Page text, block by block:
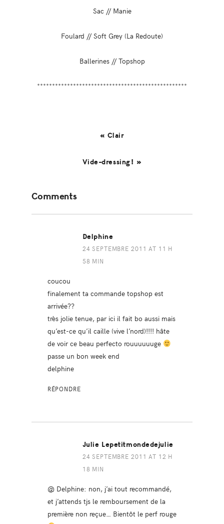
Sac // Manie
Foulard // Soft Grey (La Redoute)
Ballerines // Topshop
**************************************************
« Clair
Vide-dressing! »
Interactions
Comments
Delphine
24 SEPTEMBRE 2011 AT 11 H
58 MIN
coucou
finalement ta commande topshop est
arrivée??
très jolie tenue, par ici il fait bo aussi mais
qu’est-ce qu’il caille (vive l’nord)!!!! hâte
de voir ce beau perfecto rouuuuuuge
passe un bon week end
delphine
RÉPONDRE
Julie Lepetitmondedejulie
24 SEPTEMBRE 2011 AT 12 H
18 MIN
@ Delphine: non, j’ai tout recommandé,
et j’attends tjs le remboursement de la
première non reçue… Bientôt le perf rouge